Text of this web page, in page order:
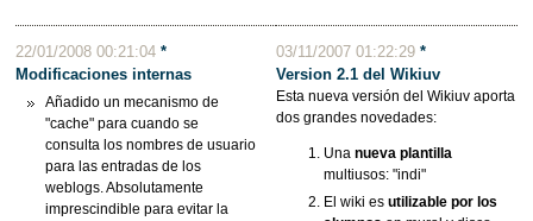
22/01/2008 00:21:04 *
Modificaciones internas
Añadido un mecanismo de
"cache" para cuando se
consulta los nombres de usuario
para las entradas de los
weblogs. Absolutamente
imprescindible para evitar la
03/11/2007 01:22:29*
Version 2.1 del Wikiuv
Esta nueva versión del Wikiuv aporta
dos grandes novedades:
Unanueva plantilla
multiusos: "indi"
El wiki esutilizable por los